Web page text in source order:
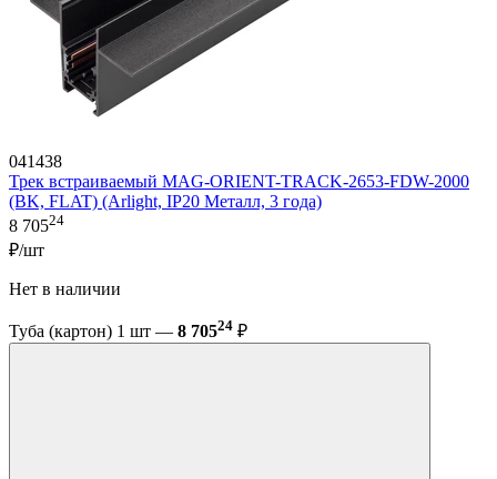
041438
Трек встраиваемый MAG-ORIENT-TRACK-2653-FDW-2000
(BK, FLAT) (Arlight, IP20 Металл, 3 года)
8 70524
₽/шт
Нет в наличии
Туба (картон) 1 шт — 8 70524 ₽